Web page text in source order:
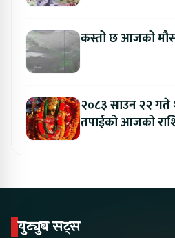
कस्तो छ आजको
२०८३ साउन २२ गते
तपाईको आजको
युट्युब सट्स